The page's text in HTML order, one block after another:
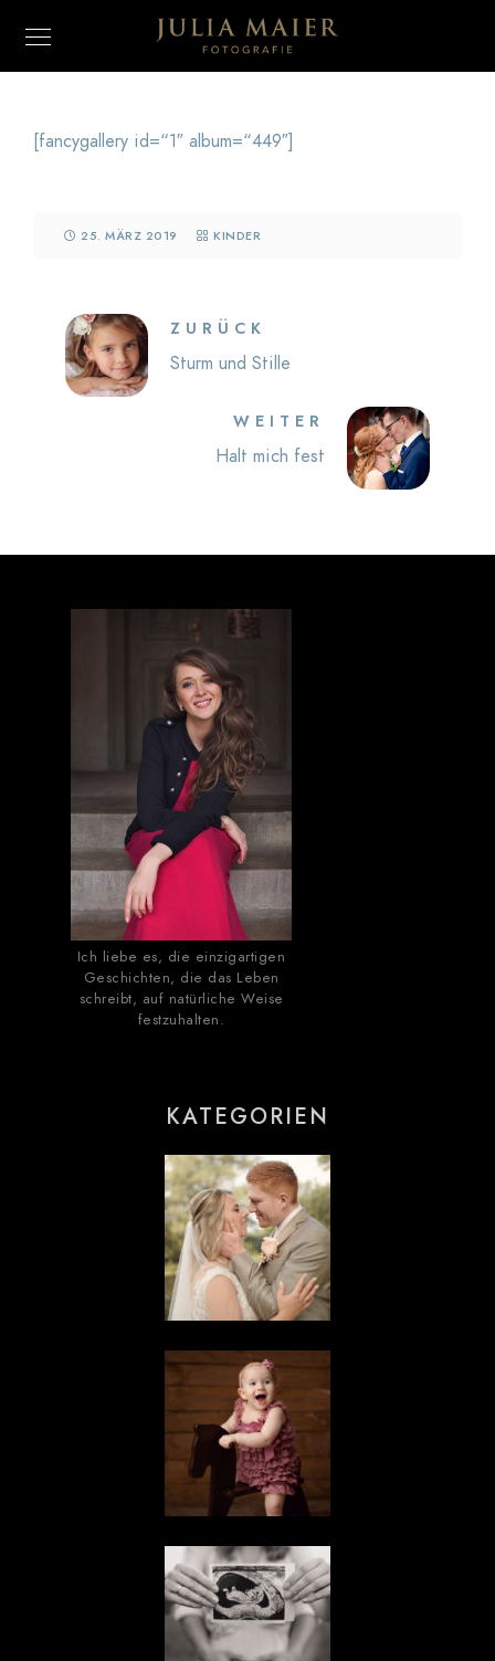
[fancygallery id=“1″ album=“449″]
25. MÄRZ 2019 KINDER
ZURÜCK
Sturm und Stille
WEITER
Halt mich fest
Ich liebe es, die einzigartigen
Geschichten, die das Leben
schreibt, auf natürliche Weise
festzuhalten.
KATEGORIEN